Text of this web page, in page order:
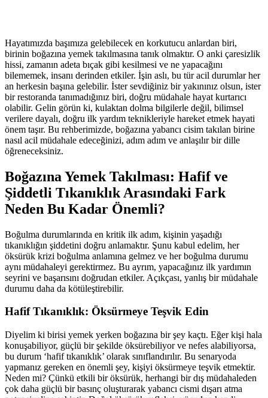
Hayatımızda başımıza gelebilecek en korkutucu anlardan biri,
birinin boğazına yemek takılmasına tanık olmaktır. O anki çaresizlik
hissi, zamanın adeta bıçak gibi kesilmesi ve ne yapacağını
bilememek, insanı derinden etkiler. İşin aslı, bu tür acil durumlar her
an herkesin başına gelebilir. İster sevdiğiniz bir yakınınız olsun, ister
bir restoranda tanımadığınız biri, doğru müdahale hayat kurtarıcı
olabilir. Gelin görün ki, kulaktan dolma bilgilerle değil, bilimsel
verilere dayalı, doğru ilk yardım teknikleriyle hareket etmek hayati
önem taşır. Bu rehberimizde, boğazına yabancı cisim takılan birine
nasıl acil müdahale edeceğinizi, adım adım ve anlaşılır bir dille
öğreneceksiniz.
Boğazına Yemek Takılması: Hafif ve
Şiddetli Tıkanıklık Arasındaki Fark
Neden Bu Kadar Önemli?
Boğulma durumlarında en kritik ilk adım, kişinin yaşadığı
tıkanıklığın şiddetini doğru anlamaktır. Şunu kabul edelim, her
öksürük krizi boğulma anlamına gelmez ve her boğulma durumu
aynı müdahaleyi gerektirmez. Bu ayrım, yapacağınız ilk yardımın
seyrini ve başarısını doğrudan etkiler. Açıkçası, yanlış bir müdahale
durumu daha da kötüleştirebilir.
Hafif Tıkanıklık: Öksürmeye Teşvik Edin
Diyelim ki birisi yemek yerken boğazına bir şey kaçtı. Eğer kişi hala
konuşabiliyor, güçlü bir şekilde öksürebiliyor ve nefes alabiliyorsa,
bu durum ‘hafif tıkanıklık’ olarak sınıflandırılır. Bu senaryoda
yapmanız gereken en önemli şey, kişiyi öksürmeye teşvik etmektir.
Neden mi? Çünkü etkili bir öksürük, herhangi bir dış müdahaleden
çok daha güçlü bir basınç oluşturarak yabancı cismi dışarı atma